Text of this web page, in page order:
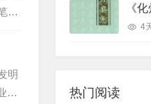
者
冒
明
开
《
4
热门阅读